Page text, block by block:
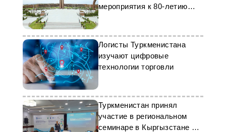
мероприятия к 80-летию
Победы
Логисты Туркменистана
изучают цифровые
технологии торговли
Туркменистан принял
участие в региональном
семинаре в Кыргызстане по